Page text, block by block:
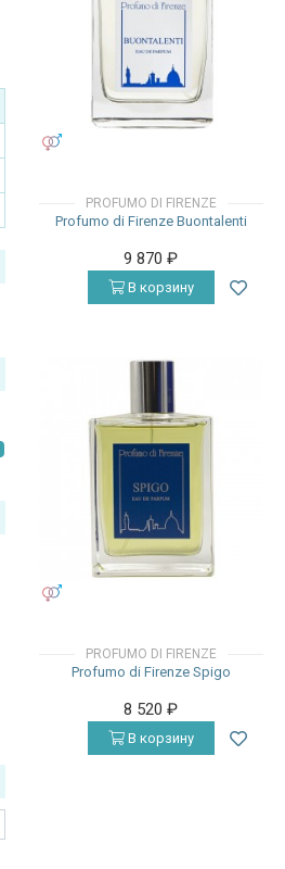
PROFUMO DI FIRENZE
Profumo di Firenze Buontalenti
9 870₽
В корзину
PROFUMO DI FIRENZE
Profumo di Firenze Spigo
8 520₽
В корзину